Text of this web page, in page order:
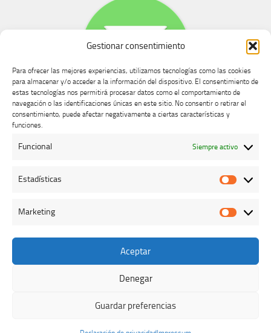
Gestionar consentimiento
Para ofrecer las mejores experiencias, utilizamos tecnologías como las cookies
para almacenar y/o acceder a la información del dispositivo. El consentimiento de
estas tecnologías nos permitirá procesar datos como el comportamiento de
navegación o las identificaciones únicas en este sitio. No consentir o retirar el
consentimiento, puede afectar negativamente a ciertas características y
funciones.
Funcional Siempre activo
Estadísticas
Marketing
Aceptar
Denegar
Guardar preferencias
Buzón de dudas, quejas y sugerencias
Colegio Oficial de Veterinarios de Cáceres © 2026. Todos los